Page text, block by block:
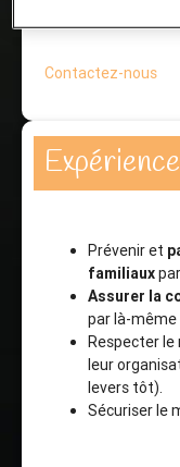
Contactez-nous
Prévenir et
familiaux
Assurer la
par là-
Respecter
leur
levers tôt).
Sécuriser le